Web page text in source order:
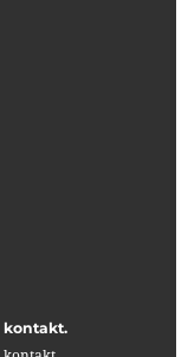
kontakt.